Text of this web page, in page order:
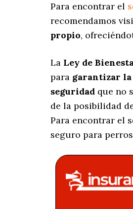
Para encontrar el
recomendamos
propio,
La Ley de
para garantizar la
seguridad que no
de la posibilidad
Para encontrar el
seguro para